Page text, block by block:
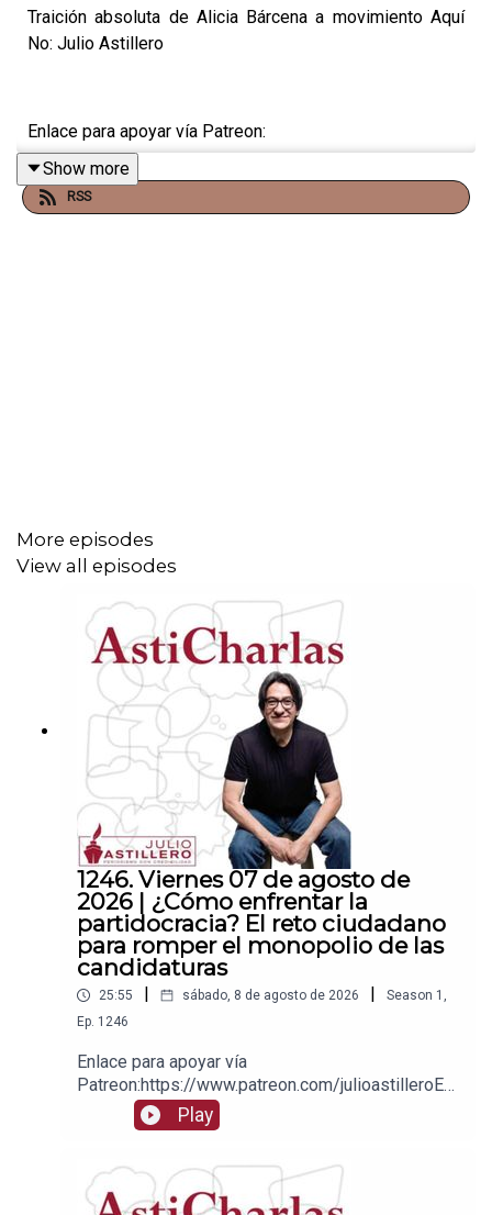
Traición absoluta de Alicia Bárcena a movimiento Aquí
No: Julio Astillero
Enlace para apoyar vía Patreon:
https://www.patreon.com/julioastillero
Tienda:
https://julioastillerotienda.com/
Show more
RSS
More episodes
View all episodes
1246. Viernes 07 de agosto de
2026 | ¿Cómo enfrentar la
partidocracia? El reto ciudadano
para romper el monopolio de las
candidaturas
25:55 sábado, 8 de agosto de 2026 Season 1 ,
Ep. 1246
Enlace para apoyar vía
Patreon:https://www.patreon.com/julioastilleroEnl
ace para hacer donaciones vía
PayPal:https://www.paypal.me/julioastilleroCuent
nombre de Julio Hernández López:
1539408017CLABE: 012 320 01539408017
Play